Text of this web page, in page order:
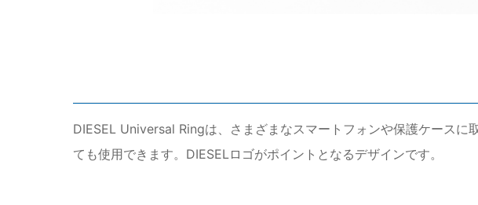
DIESEL Universal Ringは、さまざまなスマートフォンや保護ケース
ても使用できます。DIESELロゴがポイントとなるデザインです。